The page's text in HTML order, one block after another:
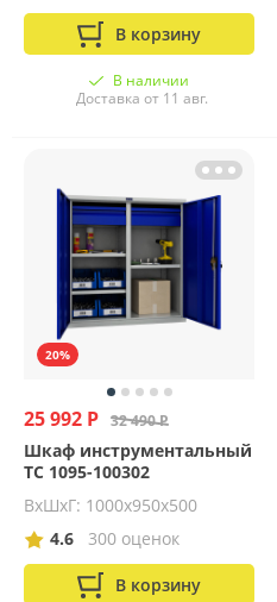
В корзину
В наличии
Доставка от 11 авг.
20%
25 992 Р 32 490 Р
Шкаф инструментальный
ТС 1095-100302
ВхШхГ: 1000х950х500
4.6
300 оценок
В корзину